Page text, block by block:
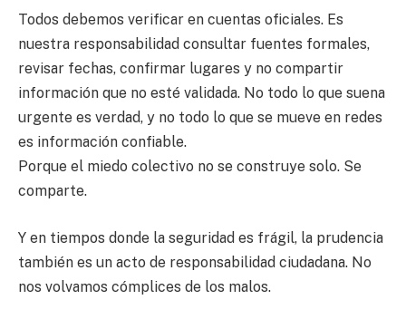
Todos debemos verificar en cuentas oficiales. Es
nuestra responsabilidad consultar fuentes formales,
revisar fechas, confirmar lugares y no compartir
información que no esté validada. No todo lo que suena
urgente es verdad, y no todo lo que se mueve en redes
es información confiable.
Porque el miedo colectivo no se construye solo. Se
comparte.
Y en tiempos donde la seguridad es frágil, la prudencia
también es un acto de responsabilidad ciudadana. No
nos volvamos cómplices de los malos.